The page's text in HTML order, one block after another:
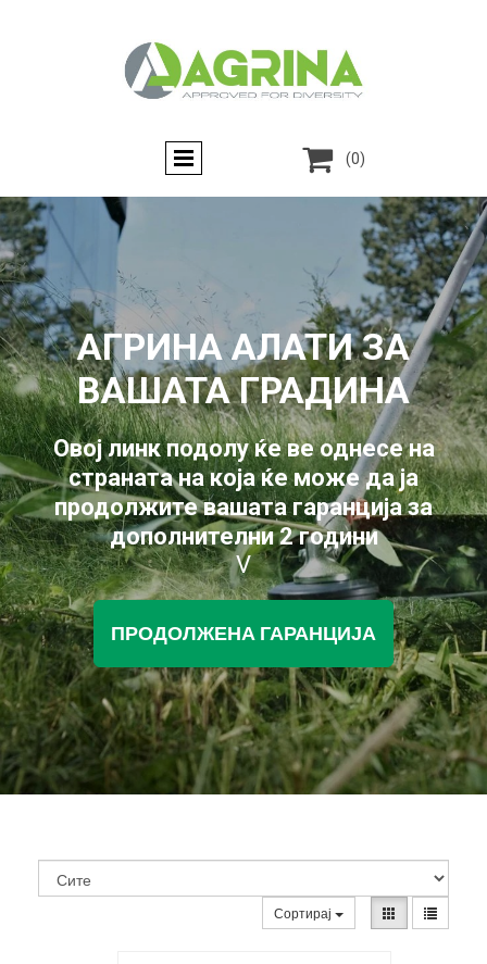
 (0)
АГРИНА АЛАТИ ЗА
ВАШАТА ГРАДИНА
Овој линк подолу ќе ве однесе на
страната на која ќе може да ја
продолжите вашата гаранција за
дополнителни 2 години
V
ПРОДОЛЖЕНА ГАРАНЦИЈА
Сортирај